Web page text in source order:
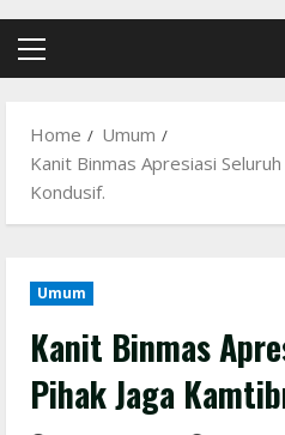
Primary
Home
Umum
Kanit Binmas Apresiasi
Kondusif.
Umum
Kanit Binmas
Pihak Jaga